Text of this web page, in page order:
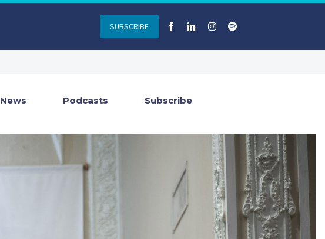
SUBSCRIBE
News Podcasts Subscribe